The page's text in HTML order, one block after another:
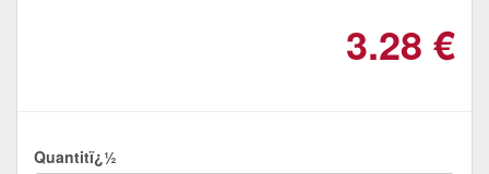
3.28 €
Quantitï¿½